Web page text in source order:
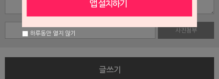
사진첨부
글쓰기
하루동안 열지 않기